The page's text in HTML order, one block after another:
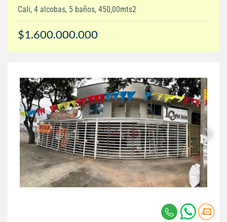
Cali, 4 alcobas, 5 baños, 450,00mts2
$1.600.000.000